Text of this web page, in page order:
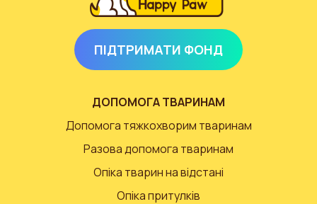
ПІДТРИМАТИ ФОНД
ДОПОМОГА ТВАРИНАМ
Допомога тяжкохворим тваринам
Разова допомога тваринам
Опіка тварин на відстані
Опіка притулків